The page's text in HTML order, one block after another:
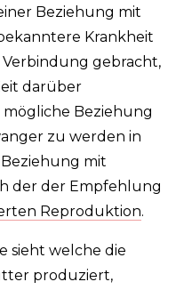
Beziehung mit
Krankheit
Verbindung gebracht,
darüber
Beziehung
zu werden in
mit
der der Empfehlung
Reproduktion.
sieht welche die
produziert,